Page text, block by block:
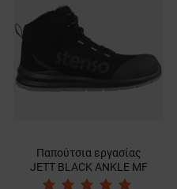
Παπούτσια εργασίας
JETT BLACK ANKLE MF
S3